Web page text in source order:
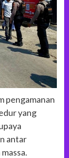
pengamanan
yang
antar